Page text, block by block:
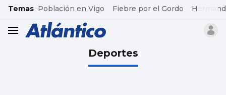
common.go-to-content
Temas Población en Vigo Fiebre por el Gordo
header.menu.open
Deportes